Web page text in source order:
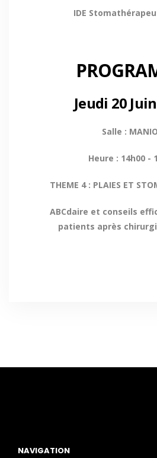
IDE
Jeudi 20
Salle :
Heure : 14h00 -
THEME 4 : PLAIES ET
ABCdaire et conseils
patients après
NAVIGATION